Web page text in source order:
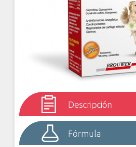
Descripción
Fórmula